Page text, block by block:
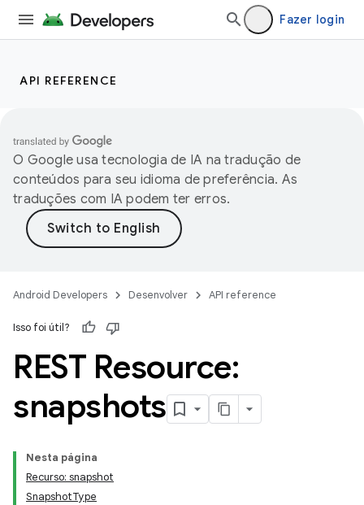
Fazer login
API REFERENCE
O Google usa tecnologia de IA na tradução de
conteúdos para seu idioma de preferência. As
traduções com IA podem ter erros.
Android Developers Desenvolver API reference
Isso foi útil?
REST Resource:
snapshots
Nesta página
Recurso: snapshot
SnapshotType